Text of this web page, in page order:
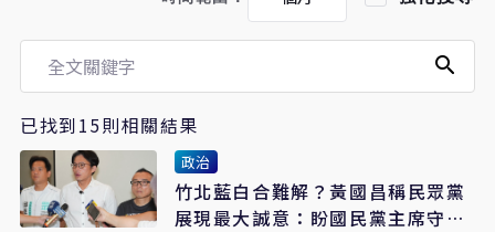
已找到15則相關結果
政治
竹北藍白合難解？黃國昌稱民眾黨
展現最大誠意：盼國民黨主席守承